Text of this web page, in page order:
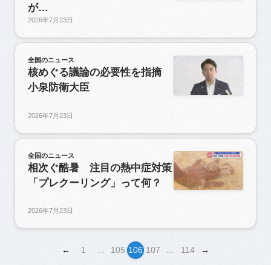
が…
2026年7月23日
全国のニュース
核めぐる議論の必要性を指摘
小泉防衛大臣
2026年7月23日
全国のニュース
相次ぐ酷暑 注目の熱中症対策
「プレクーリング」って何？
2026年7月23日
← 1 … 105 106 107 … 114 →